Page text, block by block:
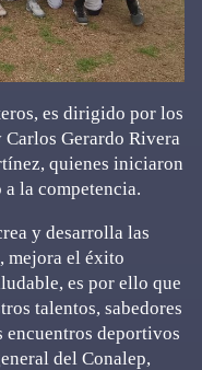
es dirigido por los
Gerardo Rivera
quienes iniciaron
la competencia.
y desarrolla las
mejora el éxito
es por ello que
talentos, sabedores
encuentros deportivos
del Conalep,